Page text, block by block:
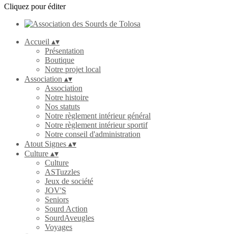
Cliquez pour éditer
Accueil ▴▾
Présentation
Boutique
Notre projet local
Association ▴▾
Association
Notre histoire
Nos statuts
Notre règlement intérieur général
Notre règlement intérieur sportif
Notre conseil d'administration
Atout Signes ▴▾
Culture ▴▾
Culture
ASTuzzles
Jeux de société
JOV'S
Seniors
Sourd Action
SourdAveugles
Voyages